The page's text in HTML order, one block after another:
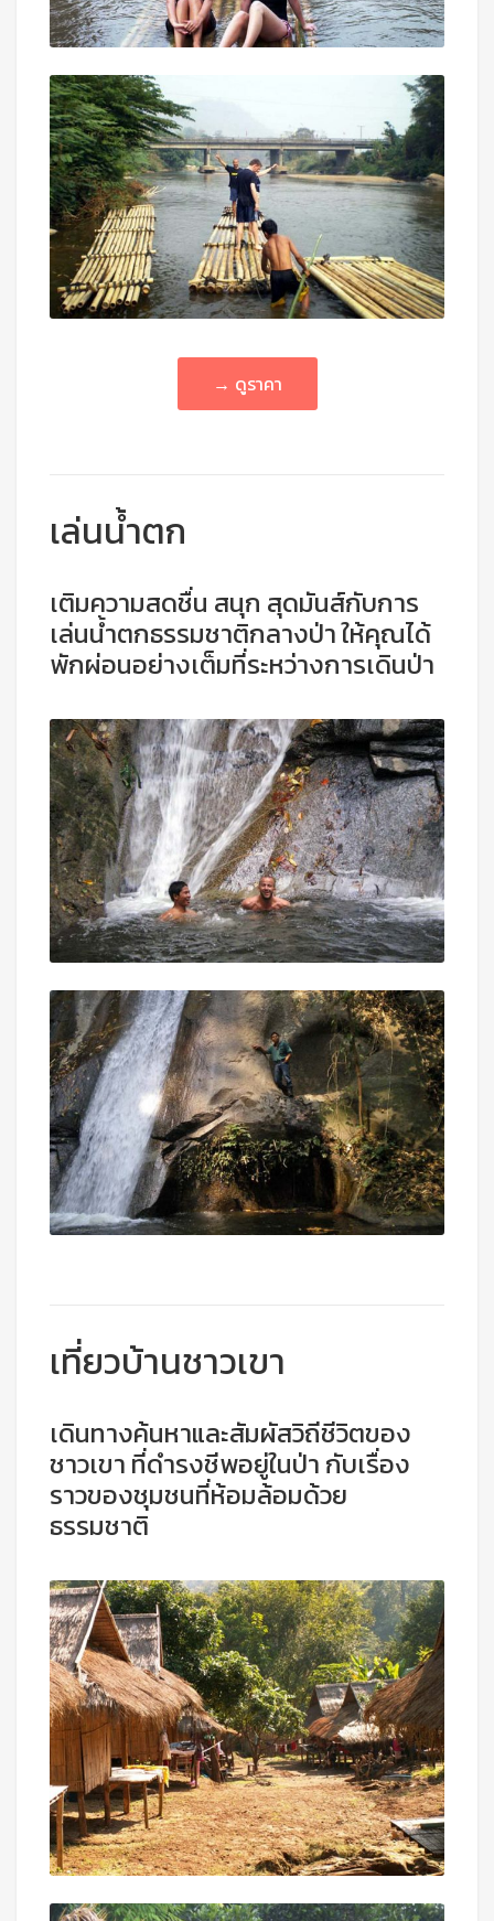
→ ดูราคา
เล่นน้ำตก
เติมความสดชื่น สนุก สุดมันส์กับการ
เล่นน้ำตกธรรมชาติกลางป่า ให้คุณได้
พักผ่อนอย่างเต็มที่ระหว่างการเดินป่า
เที่ยวบ้านชาวเขา
เดินทางค้นหาและสัมผัสวิถีชีวิตของ
ชาวเขา ที่ดำรงชีพอยู่ในป่า กับเรื่อง
ราวของชุมชนที่ห้อมล้อมด้วย
ธรรมชาติ